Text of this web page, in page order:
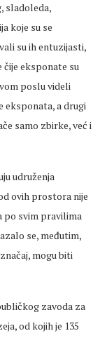
sladoleda,
koje su se
su ih entuzijasti,
eksponate su
poslu videli
eksponata, a drugi
samo zbirke, već i
udruženja
ovih prostora nije
po svim pravilima
se, međutim,
mogu biti
zavoda za
od kojih je 135